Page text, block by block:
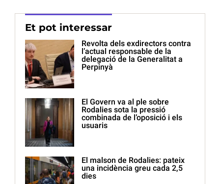
Et pot interessar
Revolta dels exdirectors contra
l’actual responsable de la
delegació de la Generalitat a
Perpinyà
El Govern va al ple sobre
Rodalies sota la pressió
combinada de l’oposició i els
usuaris
El malson de Rodalies: pateix
una incidència greu cada 2,5
dies